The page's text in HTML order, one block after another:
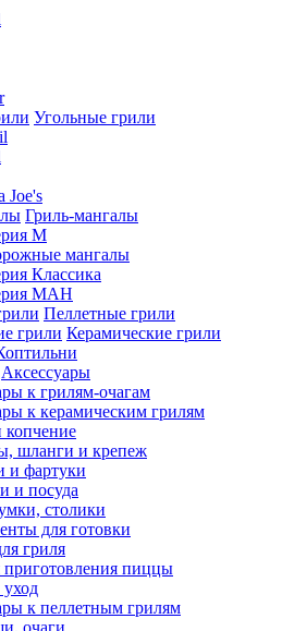
Угольные грили
Joe's
Гриль-мангалы
M
мангалы
Классика
МАН
Пеллетные грили
Керамические грили
Аксессуары
к грилям-очагам
к керамическим грилям
копчение
шланги и крепеж
и фартуки
и посуда
столики
для готовки
гриля
приготовления пиццы
к пеллетным грилям
очаги